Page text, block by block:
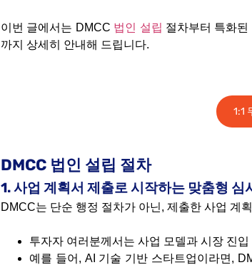
이번 글에서는 DMCC 법인 설립 절차부터 특화
까지 상세히 안내해 드립니다.
1:1
DMCC 법인 설립 절차
1. 사업 계획서 제출로 시작하는 맞춤형 심
DMCC는 단순 행정 절차가 아닌, 제출한 사업 계
투자자 여러분께서는 사업 모델과 시장 진
예를 들어, AI 기술 기반 스타트업이라면,